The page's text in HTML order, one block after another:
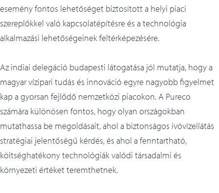
esemény fontos lehetőséget biztosított a helyi piaci
szereplőkkel való kapcsolatépítésre és a technológia
alkalmazási lehetőségeinek feltérképezésére.
Az indiai delegáció budapesti látogatása jól mutatja, hogy a
magyar vízipari tudás és innováció egyre nagyobb figyelmet
kap a gyorsan fejlődő nemzetközi piacokon. A Pureco
számára különösen fontos, hogy olyan országokban
mutathassa be megoldásait, ahol a biztonságos ivóvízellátás
stratégiai jelentőségű kérdés, és ahol a fenntartható,
költséghatékony technológiák valódi társadalmi és
környezeti értéket teremthetnek.